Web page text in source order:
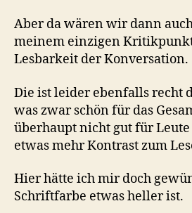
Aber da wären wir dann
meinem einzigen
Lesbarkeit der Konversation.
Die ist leider ebenfalls recht
was zwar schön für das
überhaupt nicht gut für
etwas mehr Kontrast zum
Hier hätte ich mir doch
Schriftfarbe etwas heller ist.